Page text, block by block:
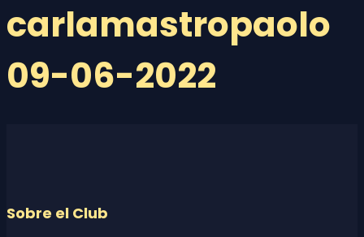
carlamastropaolo
09-06-2022
Sobre el Club